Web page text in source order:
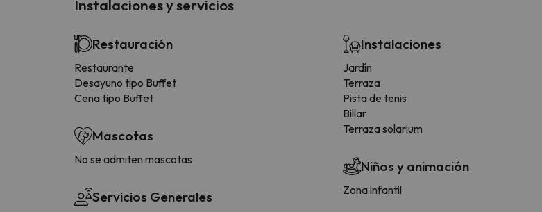
Instalaciones y servicios
Restauración
Restaurante
Desayuno tipo Buffet
Cena tipo Buffet
Mascotas
No se admiten mascotas
Servicios Generales
Instalaciones
Jardín
Terraza
Pista de tenis
Billar
Terraza solarium
Niños y animación
Zona infantil